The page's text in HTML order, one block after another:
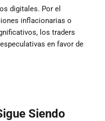
digitales. Por el
inflacionarias o
los traders
en favor de
Siendo